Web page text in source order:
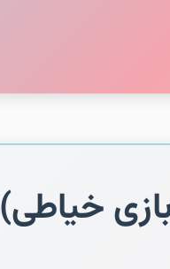
خیاطی)